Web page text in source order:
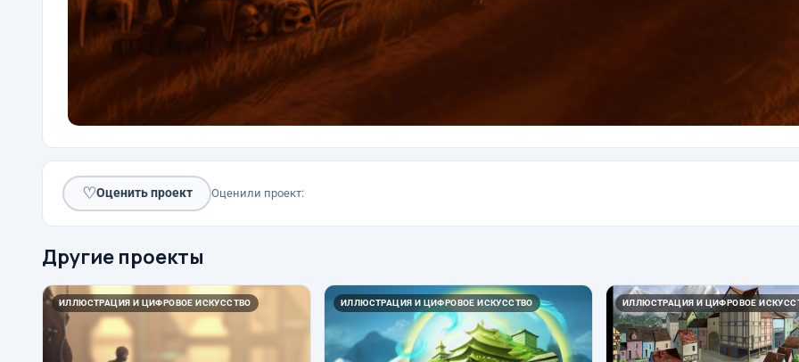
♡Оценить проект Оценили проект:
Другие проекты
ИЛЛЮСТРАЦИЯ И ЦИФРОВОЕ ИСКУССТВО ИЛЛЮСТРАЦИЯ И ЦИФРОВОЕ ИСКУССТВО ИЛЛЮСТРАЦИЯ И ЦИФРОВОЕ